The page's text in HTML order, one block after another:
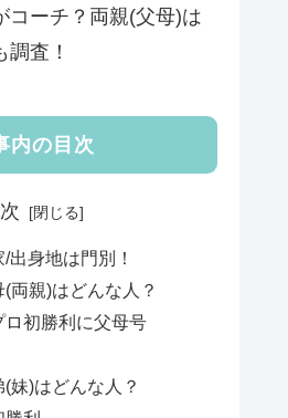
コーチ？両親(父母)は
査！
内の目次
出身地は門別！
両親)はどんな人？
ロ初勝利に父母号
妹)はどんな人？